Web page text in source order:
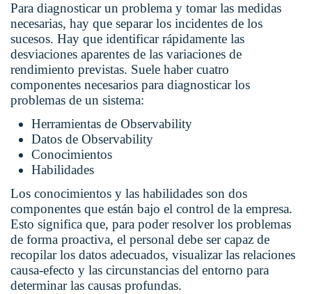
Para diagnosticar un problema y tomar las medidas
necesarias, hay que separar los incidentes de los
sucesos. Hay que identificar rápidamente las
desviaciones aparentes de las variaciones de
rendimiento previstas. Suele haber cuatro
componentes necesarios para diagnosticar los
problemas de un sistema:
Herramientas de Observability
Datos de Observability
Conocimientos
Habilidades
Los conocimientos y las habilidades son dos
componentes que están bajo el control de la empresa.
Esto significa que, para poder resolver los problemas
de forma proactiva, el personal debe ser capaz de
recopilar los datos adecuados, visualizar las relaciones
causa-efecto y las circunstancias del entorno para
determinar las causas profundas.